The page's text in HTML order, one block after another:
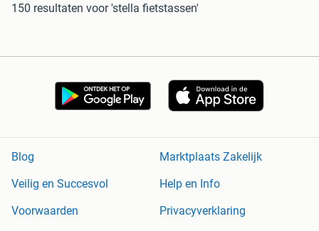
150 resultaten voor 'stella fietstassen'
Blog
Marktplaats Zakelijk
Veilig en Succesvol
Help en Info
Voorwaarden
Privacyverklaring